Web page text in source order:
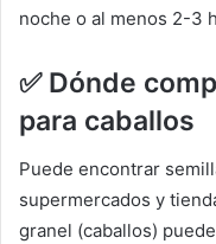
noche o al menos 2-3
✅ Dónde
para caballos
Puede encontrar
supermercados y
granel (caballos)